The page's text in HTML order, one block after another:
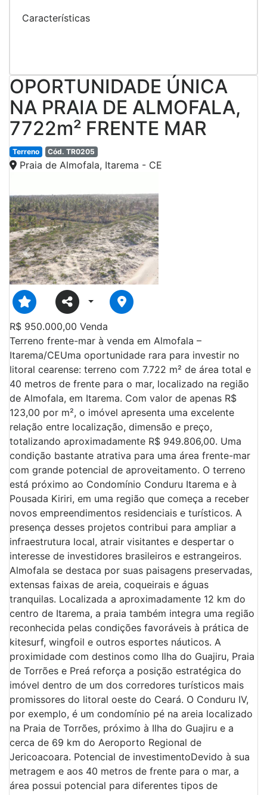
Características
OPORTUNIDADE ÚNICA
NA PRAIA DE ALMOFALA,
7722m² FRENTE MAR
Terreno Cód. TR0205
Praia de Almofala, Itarema - CE
Previous
R$ 950.000,00 Venda
Terreno frente-mar à venda em Almofala –
Itarema/CEUma oportunidade rara para investir no
litoral cearense: terreno com 7.722 m² de área total e
40 metros de frente para o mar, localizado na região
de Almofala, em Itarema. Com valor de apenas R$
123,00 por m², o imóvel apresenta uma excelente
relação entre localização, dimensão e preço,
totalizando aproximadamente R$ 949.806,00. Uma
condição bastante atrativa para uma área frente-mar
com grande potencial de aproveitamento. O terreno
está próximo ao Condomínio Conduru Itarema e à
Pousada Kiriri, em uma região que começa a receber
novos empreendimentos residenciais e turísticos. A
presença desses projetos contribui para ampliar a
infraestrutura local, atrair visitantes e despertar o
interesse de investidores brasileiros e estrangeiros.
Almofala se destaca por suas paisagens preservadas,
extensas faixas de areia, coqueirais e águas
tranquilas. Localizada a aproximadamente 12 km do
centro de Itarema, a praia também integra uma região
reconhecida pelas condições favoráveis à prática de
kitesurf, wingfoil e outros esportes náuticos. A
proximidade com destinos como Ilha do Guajiru, Praia
de Torrões e Preá reforça a posição estratégica do
imóvel dentro de um dos corredores turísticos mais
promissores do litoral oeste do Ceará. O Conduru IV,
por exemplo, é um condomínio pé na areia localizado
na Praia de Torrões, próximo à Ilha do Guajiru e a
cerca de 69 km do Aeroporto Regional de
Jericoacoara. Potencial de investimentoDevido à sua
metragem e aos 40 metros de frente para o mar, a
área possui potencial para diferentes tipos de